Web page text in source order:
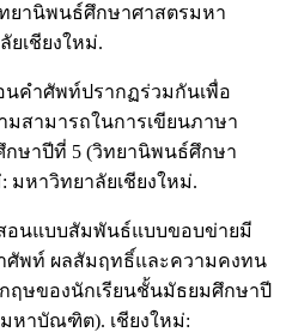
ยานิพนธ์ศึกษาศาสตรมหา
เชียงใหม่.
นคำศัพท์ปรากฏร่วมกันเพื่อ
สามารถในการเขียนภาษา
ษาปีที่ 5 (วิทยานิพนธ์ศึกษา
หาวิทยาลัยเชียงใหม่.
สอนแบบสัมพันธ์แบบขอบข่ายมี
ศัพท์ ผลสัมฤทธิ์และความคงทน
ฤษของนักเรียนชั้นมัธยมศึกษาปี
หาบัณฑิต). เชียงใหม่: